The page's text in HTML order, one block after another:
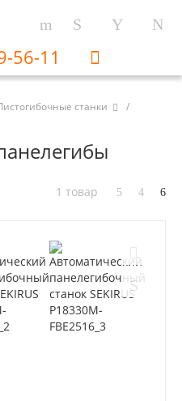
56-11
станки
/
1 товар